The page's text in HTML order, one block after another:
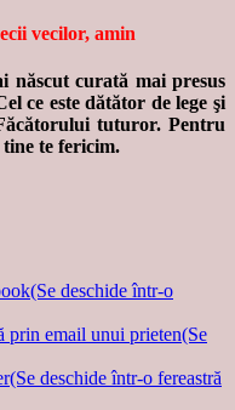
vecilor, amin
născut curată mai presus
ce este dătător de lege şi
tuturor. Pentru
tine te fericim.
deschide într-o
prin email unui prieten(Se
deschide într-o fereastră